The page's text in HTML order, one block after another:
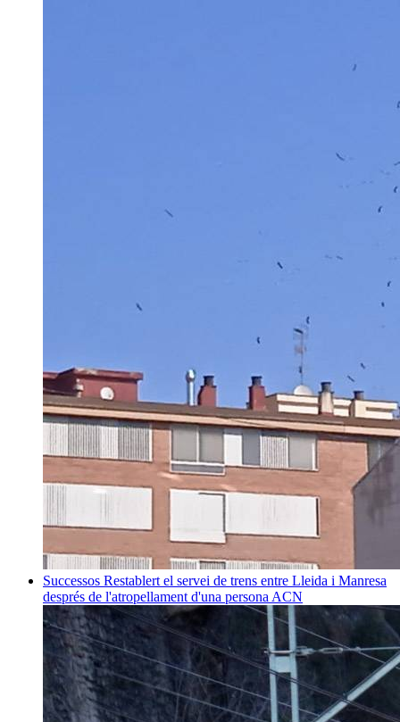
Successos Restablert el servei de trens entre Lleida i Manresa
després de l'atropellament d'una persona ACN